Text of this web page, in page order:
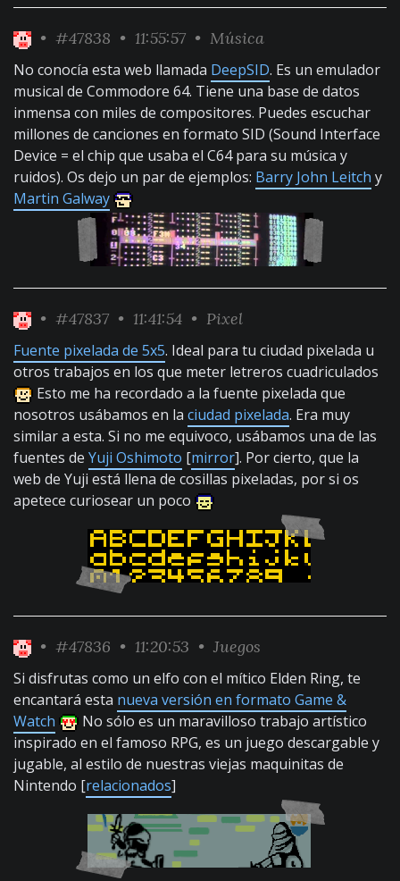
• #47838 • 11:55:57 • Música
No conocía esta web llamada DeepSID. Es un emulador
musical de Commodore 64. Tiene una base de datos
inmensa con miles de compositores. Puedes escuchar
millones de canciones en formato SID (Sound Interface
Device = el chip que usaba el C64 para su música y
ruidos). Os dejo un par de ejemplos: Barry John Leitch y
Martin Galway
• #47837 • 11:41:54 • Pixel
Fuente pixelada de 5x5. Ideal para tu ciudad pixelada u
otros trabajos en los que meter letreros cuadriculados
Esto me ha recordado a la fuente pixelada que
nosotros usábamos en la ciudad pixelada. Era muy
similar a esta. Si no me equivoco, usábamos una de las
fuentes de Yuji Oshimoto [mirror]. Por cierto, que la
web de Yuji está llena de cosillas pixeladas, por si os
apetece curiosear un poco
• #47836 • 11:20:53 • Juegos
Si disfrutas como un elfo con el mítico Elden Ring, te
encantará esta nueva versión en formato Game &
Watch
No sólo es un maravilloso trabajo artístico
inspirado en el famoso RPG, es un juego descargable y
jugable, al estilo de nuestras viejas maquinitas de
Nintendo [relacionados]